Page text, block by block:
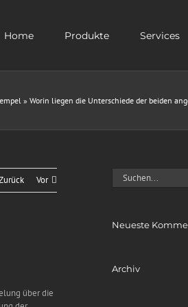
Home Produkte Services
» Worin liegen die Unterschiede der beiden
Vor
über die
Suche
nach:
Neueste
Archiv